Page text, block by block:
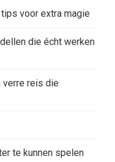
voor extra magie
die écht werken
verre reis die
te kunnen spelen